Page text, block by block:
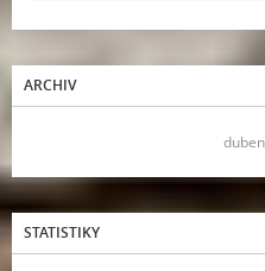
ARCHIV
STATISTIKY